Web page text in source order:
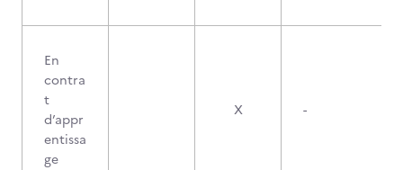
En
contra
t
d’appr
entissa
ge
X -